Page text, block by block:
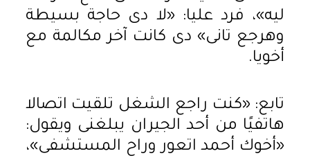
ليه»، فرد عليا: «لا دى حاجة بسيطة
وهرجع تانى» دى كانت آخر مكالمة مع
أخويا.
تابع: «كنت راجع الشغل تلقيت اتصالا
هاتفيًا من أحد الجيران يبلغنى ويقول:
«أخوك أحمد اتعور وراح المستشفى»،